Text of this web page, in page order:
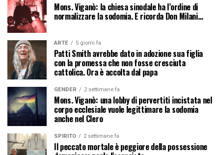
Mons. Viganò: la chiesa sinodale ha l’ordine di
normalizzare la sodomia. E ricorda Don Milani…
ARTE 5 giorni fa
Patti Smith avrebbe dato in adozione sua figlia
con la promessa che non fosse cresciuta
cattolica. Ora è accolta dal papa
GENDER 2 settimane fa
Mons. Viganò: una lobby di pervertiti incistata nel
corpo ecclesiale vuole legittimare la sodomia
anche nel Clero
SPIRITO 2 settimane fa
Il peccato mortale è peggiore della possessione